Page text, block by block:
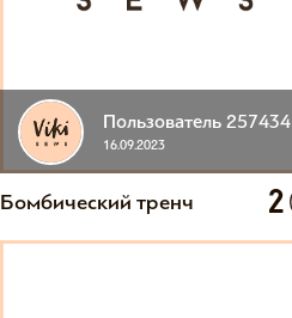
Пользователь 257434
16.09.2023
Бомбический тренч 2